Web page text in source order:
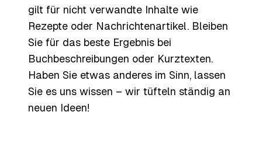
gilt für nicht verwandte Inhalte wie
Rezepte oder Nachrichtenartikel. Bleiben
Sie für das beste Ergebnis bei
Buchbeschreibungen oder Kurztexten.
Haben Sie etwas anderes im Sinn, lassen
Sie es uns wissen – wir tüfteln ständig an
neuen Ideen!